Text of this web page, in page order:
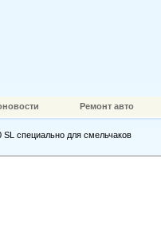
Ремонт авто
специально для смельчаков